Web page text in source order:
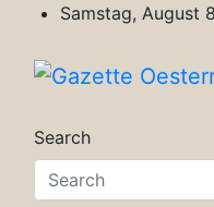
content
Samstag, August
Search